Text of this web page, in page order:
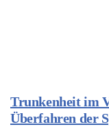
Trunkenheit im
Überfahren der